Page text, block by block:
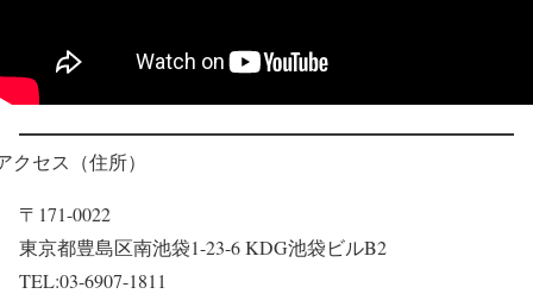
クセス（住所）
〒171-0022
東京都豊島区南池袋1-23-6 KDG池袋ビルB2
TEL:03-6907-1811